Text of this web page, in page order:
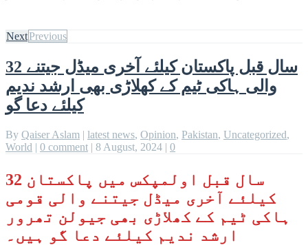
NextPrevious
32 سال قبل پاکستان کیلئے آخری میڈل جیتنے
والی ہاکی ٹیم کے کھلاڑی بھی ارشد ندیم
کیلئے دعا گو
By Qaiser Aslam | latest news, Opinion, Pakistan, Uncategorized,
World | 0 comment | 8 August, 2024 | 0
32 سال قبل اولمپکس میں پاکستان
کیلئے آخری میڈل جیتنے والی قومی
ہاکی ٹیم کے کھلاڑی بھی جیولن تھرور
ارشد ندیم کیلئے دعا گو ہیں۔